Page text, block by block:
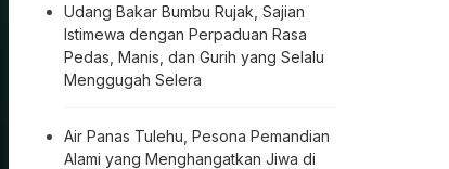
Udang Bakar Bumbu Rujak, Sajian
Istimewa dengan Perpaduan Rasa
Pedas, Manis, dan Gurih yang Selalu
Menggugah Selera
Air Panas Tulehu, Pesona Pemandian
Alami yang Menghangatkan Jiwa di